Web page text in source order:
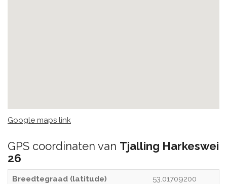
Google maps link
GPS coordinaten van Tjalling Harkeswei
26
Breedtegraad (latitude) 53.01709200